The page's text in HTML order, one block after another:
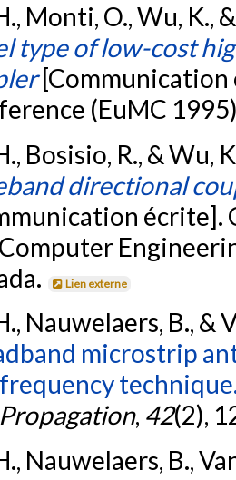
Monti, O., Wu, K.,
type of low-cost
(EuMC
Bosisio, R., & Wu,
directional
écrite].
Lien externe
Nauwelaers, B., &
microstrip
, 42(2),
Nauwelaers, B.,